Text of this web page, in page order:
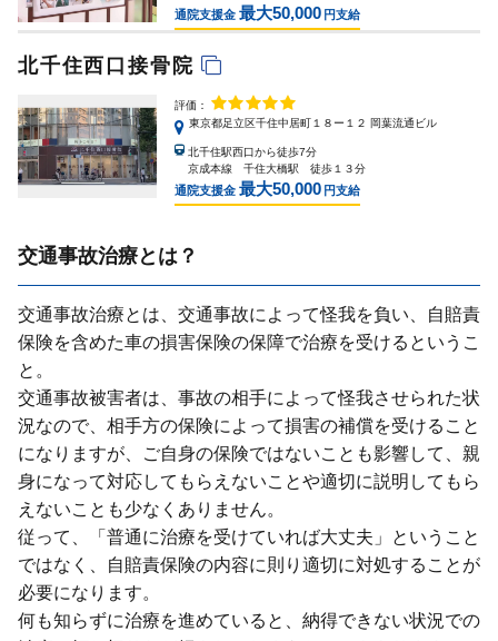
通院支援金 最大50,000 円支給
北千住西口接骨院
評価：
東京都足立区千住中居町１８ー１２ 岡葉流通ビル
北千住駅西口から徒歩7分
京成本線 千住大橋駅 徒歩１３分
通院支援金 最大50,000 円支給
交通事故治療とは？
交通事故治療とは、交通事故によって怪我を負い、⾃賠責
保険を含めた⾞の損害保険の保障で治療を受けるというこ
と。
交通事故被害者は、事故の相⼿によって怪我させられた状
況なので、相⼿⽅の保険によって損害の補償を受けること
になりますが、ご⾃⾝の保険ではないことも影響して、親
⾝になって対応してもらえないことや適切に説明してもら
えないことも少なくありません。
従って、「普通に治療を受けていれば⼤丈夫」ということ
ではなく、⾃賠責保険の内容に則り適切に対処することが
必要になります。
何も知らずに治療を進めていると、納得できない状況での